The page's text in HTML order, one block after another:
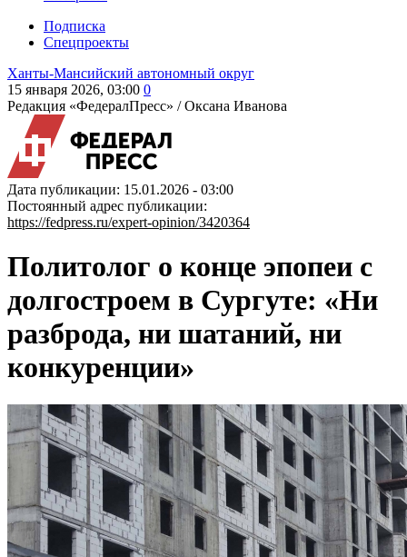
Подписка
Спецпроекты
Ханты-Мансийский автономный округ
15 января 2026, 03:00 0
Редакция «ФедералПресс» /Оксана Иванова
Дата публикации: 15.01.2026 - 03:00
Постоянный адрес публикации:
https://fedpress.ru/expert-opinion/3420364
Политолог о конце эпопеи с
долгостроем в Сургуте: «Ни
разброда, ни шатаний, ни
конкуренции»